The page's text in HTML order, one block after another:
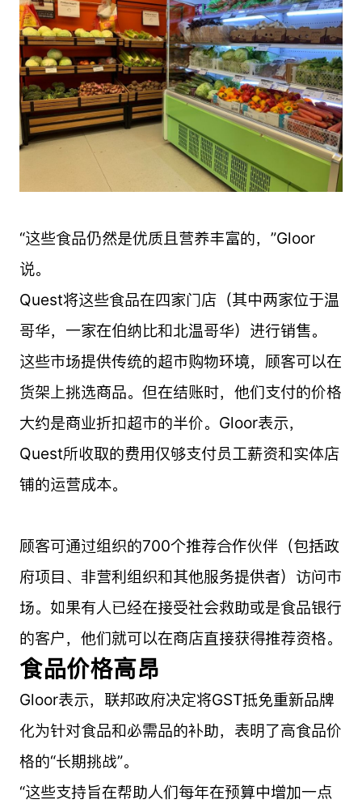
“这些食品仍然是优质且营养丰富的，”Gloor
说。
Quest将这些食品在四家门店（其中两家位于温
哥华，一家在伯纳比和北温哥华）进行销售。
这些市场提供传统的超市购物环境，顾客可以在
货架上挑选商品。但在结账时，他们支付的价格
大约是商业折扣超市的半价。Gloor表示，
Quest所收取的费用仅够支付员工薪资和实体店
铺的运营成本。
顾客可通过组织的700个推荐合作伙伴（包括政
府项目、非营利组织和其他服务提供者）访问市
场。如果有人已经在接受社会救助或是食品银行
的客户，他们就可以在商店直接获得推荐资格。
食品价格高昂
Gloor表示，联邦政府决定将GST抵免重新品牌
化为针对食品和必需品的补助，表明了高食品价
格的“长期挑战”。
“这些支持旨在帮助人们每年在预算中增加一点